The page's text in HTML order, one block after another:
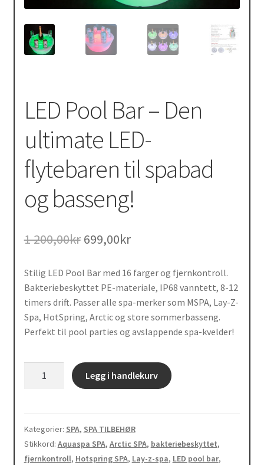
LED Pool Bar – Den
ultimate LED-
flytebaren til spabad
og basseng!
1 200,00kr Opprinnelig
var:
1
200,00kr.
699,00krNåværende
er:
699,00kr.
Stilig LED Pool Bar med 16 farger og fjernkontroll.
Bakteriebeskyttet PE-materiale, IP68 vanntett, 8-12
timers drift. Passer alle spa-merker som MSPA, Lay-Z-
Spa, HotSpring, Arctic og store sommerbasseng.
Perfekt til pool parties og avslappende spa-kvelder!
Den
ultimate
LED-
Legg i handlekurv
Kategorier: SPA, SPA TILBEHØR
Stikkord: Aquaspa SPA, Arctic SPA, bakteriebeskyttet,
fjernkontroll, Hotspring SPA, Lay-z-spa, LED pool bar,